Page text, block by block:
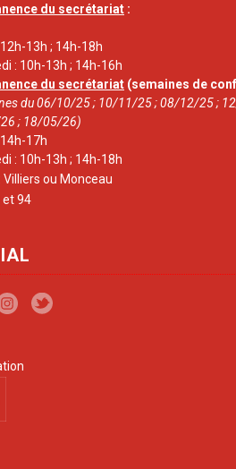
du secrétariat :
12h-13h ; 14h-18h
: 10h-13h ; 14h-16h
du secrétariat (semaines de
du 06/10/25 ; 10/11/25 ; 08/12/25 ;
; 18/05/26)
17h
: 10h-13h ; 14h-18h
Villiers ou Monceau
et 94